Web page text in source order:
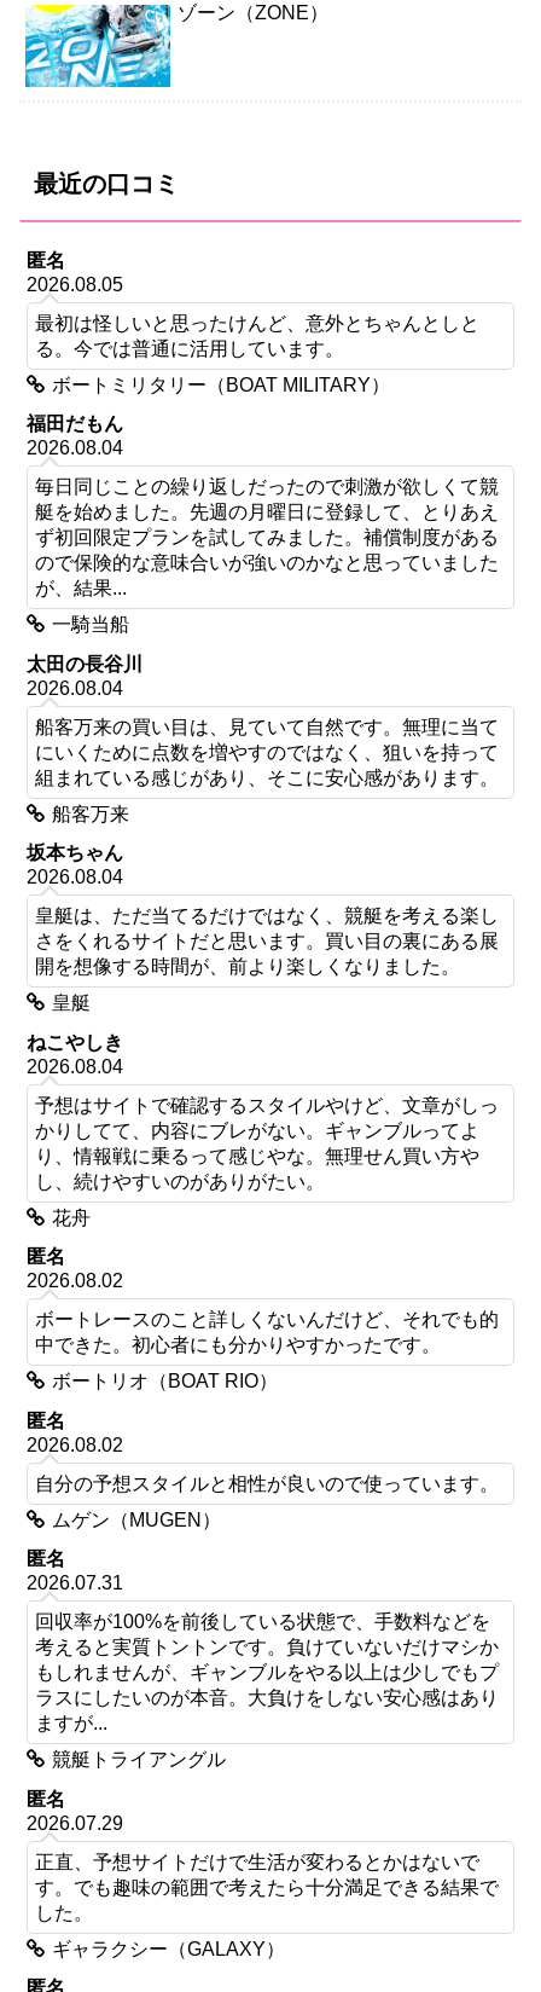
ゾーン（ZONE）
最近の口コミ
匿名
2026.08.05
最初は怪しいと思ったけんど、意外とちゃんとしと
る。今では普通に活用しています。
ボートミリタリー（BOAT MILITARY）
福田だもん
2026.08.04
毎日同じことの繰り返しだったので刺激が欲しくて競
艇を始めました。先週の月曜日に登録して、とりあえ
ず初回限定プランを試してみました。補償制度がある
ので保険的な意味合いが強いのかなと思っていました
が、結果...
一騎当船
太田の長谷川
2026.08.04
船客万来の買い目は、見ていて自然です。無理に当て
にいくために点数を増やすのではなく、狙いを持って
組まれている感じがあり、そこに安心感があります。
船客万来
坂本ちゃん
2026.08.04
皇艇は、ただ当てるだけではなく、競艇を考える楽し
さをくれるサイトだと思います。買い目の裏にある展
開を想像する時間が、前より楽しくなりました。
皇艇
ねこやしき
2026.08.04
予想はサイトで確認するスタイルやけど、文章がしっ
かりしてて、内容にブレがない。ギャンブルってよ
り、情報戦に乗るって感じやな。無理せん買い方や
し、続けやすいのがありがたい。
花舟
匿名
2026.08.02
ボートレースのこと詳しくないんだけど、それでも的
中できた。初心者にも分かりやすかったです。
ボートリオ（BOAT RIO）
匿名
2026.08.02
自分の予想スタイルと相性が良いので使っています。
ムゲン（MUGEN）
匿名
2026.07.31
回収率が100%を前後している状態で、手数料などを
考えると実質トントンです。負けていないだけマシか
もしれませんが、ギャンブルをやる以上は少しでもプ
ラスにしたいのが本音。大負けをしない安心感はあり
ますが...
競艇トライアングル
匿名
2026.07.29
正直、予想サイトだけで生活が変わるとかはないで
す。でも趣味の範囲で考えたら十分満足できる結果で
した。
ギャラクシー（GALAXY）
匿名